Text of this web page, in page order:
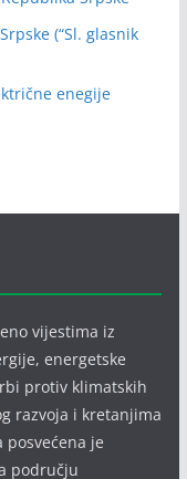
(“Sl. glasnik
enegije
vijestima iz
energetske
protiv klimatskih
razvoja i kretanjima
je
području